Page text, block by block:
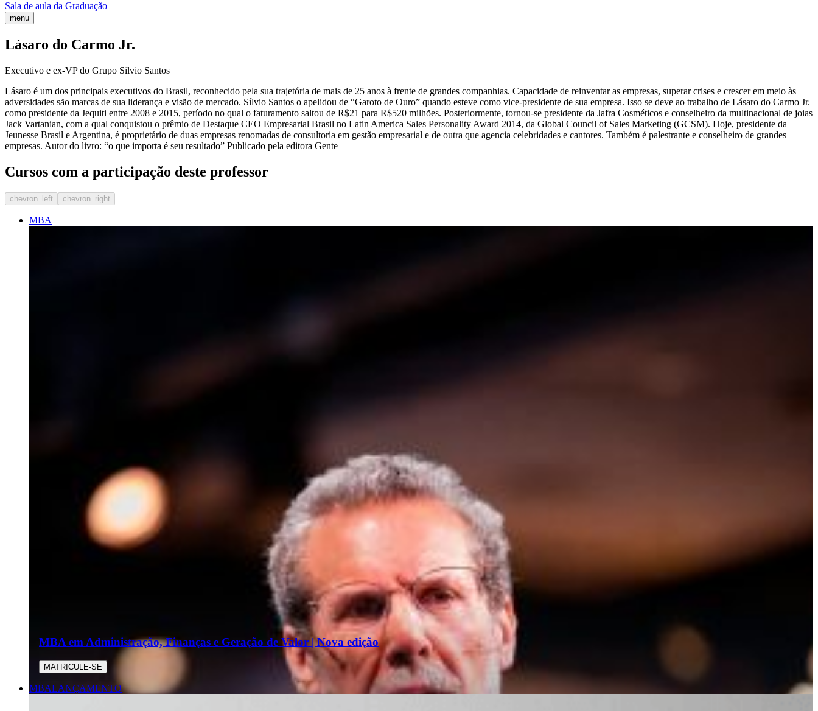
Sala de aula da Graduação
menu
Lásaro do Carmo Jr.
Executivo e ex-VP do Grupo Silvio Santos
Lásaro é um dos principais executivos do Brasil, reconhecido pela sua trajetória de mais de 25 anos à frente de grandes companhias. Capacidade de reinventar as empresas, superar crises e crescer em meio às
adversidades são marcas de sua liderança e visão de mercado. Sílvio Santos o apelidou de “Garoto de Ouro” quando esteve como vice-presidente de sua empresa. Isso se deve ao trabalho de Lásaro do Carmo Jr.
como presidente da Jequiti entre 2008 e 2015, período no qual o faturamento saltou de R$21 para R$520 milhões. Posteriormente, tornou-se presidente da Jafra Cosméticos e conselheiro da multinacional de joias
Jack Vartanian, com a qual conquistou o prêmio de Destaque CEO Empresarial Brasil no Latin America Sales Personality Award 2014, da Global Council of Sales Marketing (GCSM). Hoje, presidente da
Jeunesse Brasil e Argentina, é proprietário de duas empresas renomadas de consultoria em gestão empresarial e de outra que agencia celebridades e cantores. Também é palestrante e conselheiro de grandes
empresas. Autor do livro: “o que importa é seu resultado” Publicado pela editora Gente
Cursos com a participação deste professor
chevron_left chevron_right
MBA
MBA em Administração, Finanças e Geração de Valor | Nova edição
MATRICULE-SE
MBALANÇAMENTO